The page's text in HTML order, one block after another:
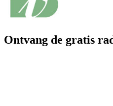
Ontvang de gratis